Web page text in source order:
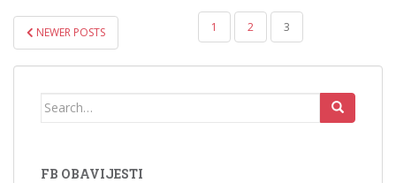
NAVIGACIJA OBJAVA
NEWER POSTS 1 2 3
Search for:
FB OBAVIJESTI